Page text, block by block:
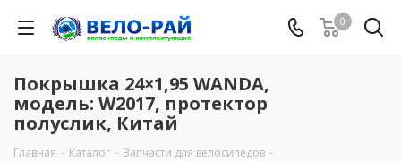
0
Покрышка 24×1,95 WANDA,
модель: W2017, протектор
полуслик, Китай
Главная - Каталог - Запчасти для велосипедов -